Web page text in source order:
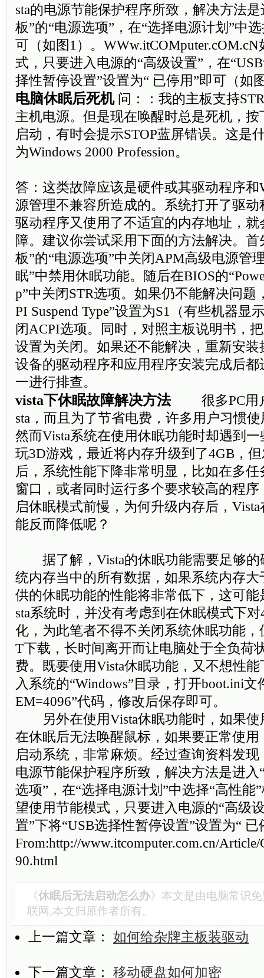
sta的电源节能保护程序所致，解决方法
板”的“电源选项”，在“选择电源计划”中
可（如图1）。
式，只要进入电源的“高级设置”，在
择性暂停设置”设置为“ 已停用”即可（如
电脑休眠后死机问：：我的主板支持
主机电源。但是现在唤醒时总是死机，按
启动，有时会提示STOP蓝屏错误。这是
为Windows 2000 Profession。
答：这类故障应该是硬件或其驱动程序和
源管理不兼容所造成的。系统打开了驱
驱动程序又使用了不适宜的内存地址，
障。建议你尝试采用下面的方法解决。首
板”的“电源选项”中关闭APM高级电源管
眠”中禁用休眠功能。随后在BIOS的
p”中关闭STR选项。如果仍不能解决问题
PI Suspend Type”设置为S1（有些机器显
闭ACPI选项。同时，对照主板说明书，
设置为关闭。如果还不能解决，重新安
设备的驱动程序和应用程序安装完成后都
一进行排查。
vista下休眠故障解决方法很多PC用户
sta，而且为了节省电费，许多用户习惯
然而Vista系统在使用休眠功能时却遇到
玩3D游戏，最近将内存升级到了4GB，
后，系统性能下降非常明显，比如在多
窗口，或者同时运行多个要求较高的程
启休眠模式前慢，为何升级内存后，
能反而降低呢？
据了解，Vista的休眠功能需要足够的
统内存当中的所有数据，如果系统内存大
供的休眠功能的性能将非常低下，这可
sta系统时，并没有考虑到在休眠模式下
化，为此笔者不得不关闭系统休眠功能
T下载，长时间离开而让电脑处于全负荷
费。既要使用Vista休眠功能，又不想性
入系统的“Windows”目录，打开boot.ini
EM=4096”代码，修改后保存即可。
另外在使用Vista休眠功能时，如果使
在休眠后无法唤醒鼠标，如果要正常使
启动系统，非常麻烦。经过查询资料发现
电源节能保护程序所致，解决方法是进入
选项”，在“选择电源计划”中选择“高性能
望使用节能模式，只要进入电源的“高级
置”下将“USB选择性暂停设置”设置为“
From:http://www.itcomputer.com.cn/
90.html
《休眠后无法启动怎么办》本文是由电脑常识
联网,本文归原作者所有。
上一篇文章： 如何给杂牌主板装驱动
下一篇文章： 移动硬盘如何加密